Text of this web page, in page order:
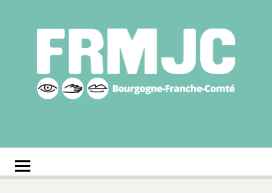
régionale des MJC
Bourgogne-Franche-